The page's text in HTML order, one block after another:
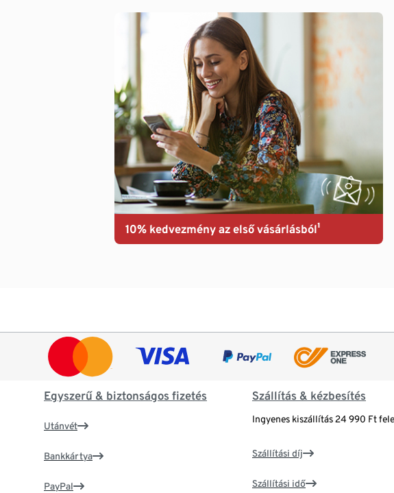
10% kedvezmény az első vásárlásból¹
Egyszerű & biztonságos fizetés
Utánvét
Bankkártya
PayPal
Szállítás & kézbesítés
Ingyenes kiszállítás 24 990 Ft
Szállítási díj
Szállítási idő